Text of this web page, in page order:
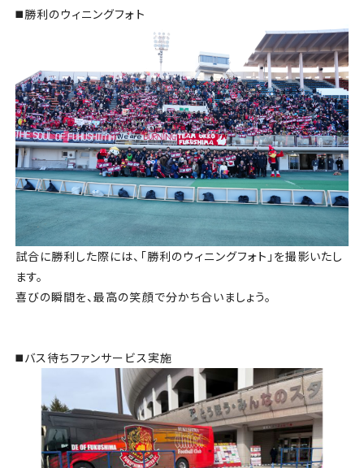
◼️勝利のウィニングフォト
試合に勝利した際には、「勝利のウィニングフォト」を撮影いたし
ます。
喜びの瞬間を、最高の笑顔で分かち合いましょう。
◼️バス待ちファンサービス実施